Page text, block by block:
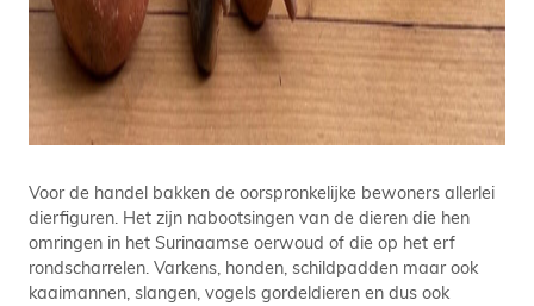
Voor de handel bakken de oorspronkelijke bewoners allerlei
dierfiguren. Het zijn nabootsingen van de dieren die hen
omringen in het Surinaamse oerwoud of die op het erf
rondscharrelen. Varkens, honden, schildpadden maar ook
kaaimannen, slangen, vogels gordeldieren en dus ook